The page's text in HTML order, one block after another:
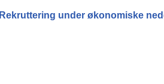
Rekruttering under økonomiske